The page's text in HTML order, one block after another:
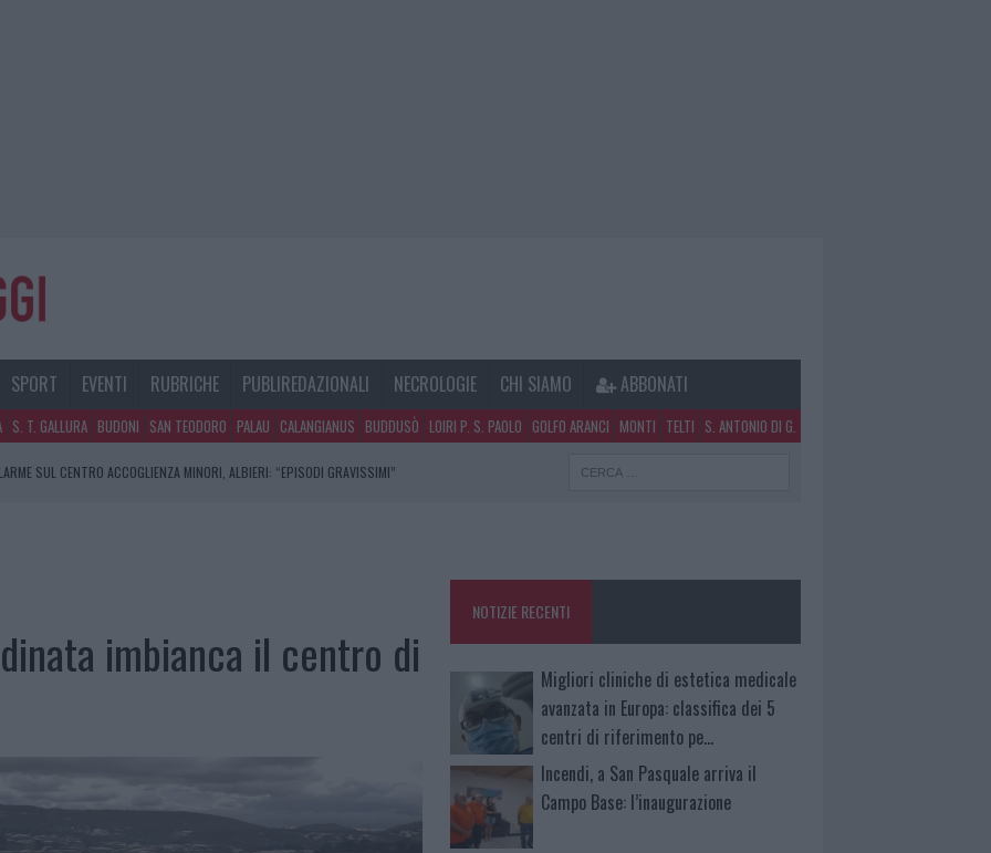
SPORT EVENTI RUBRICHE PUBLIREDAZIONALI NECROLOGIE CHI SIAMO ABBONATI
S. T. GALLURA BUDONI SAN TEODORO PALAU CALANGIANUS BUDDUSÒ LOIRI P. S. PAOLO GOLFO ARANCI MONTI TELTI S. ANTONIO DI G.
SUL CENTRO ACCOGLIENZA MINORI, ALBIERI: “EPISODI GRAVISSIMI”
imbianca il centro di
NOTIZIE RECENTI
Migliori cliniche di estetica medicale
avanzata in Europa: classifica dei 5
centri di riferimento pe…
Incendi, a San Pasquale arriva il
Campo Base: l’inaugurazione